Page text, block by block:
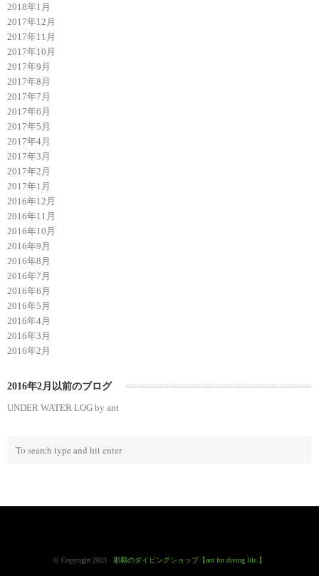
2018年1月
2017年12月
2017年11月
2017年10月
2017年9月
2017年8月
2017年7月
2017年6月
2017年5月
2017年4月
2017年3月
2017年2月
2017年1月
2016年12月
2016年11月
2016年10月
2016年9月
2016年8月
2016年7月
2016年6月
2016年5月
2016年4月
2016年3月
2016年2月
2016年2月以前のブログ
UNDER WATER LOG by ant
© Copyright 2023 · 那覇のダイビングショップ【ant for diving life.】